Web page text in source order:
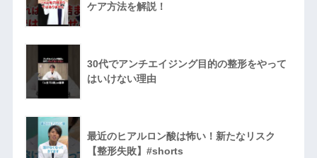
ケア方法を解説！
30代でアンチエイジング目的の整形をやって
はいけない理由
最近のヒアルロン酸は怖い！新たなリスク
【整形失敗】#shorts